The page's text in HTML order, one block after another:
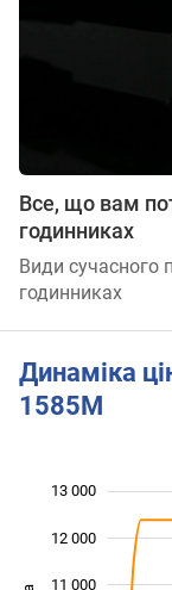
Все, що вам
годинниках
Види сучасного
годинниках
Динаміка
1585M
11 000
12 000
13 000